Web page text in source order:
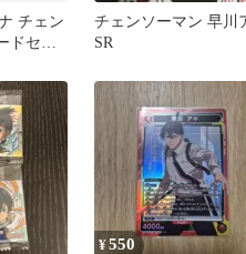
チェン
ドセッ
チェンソーマン 早川
SR
¥550